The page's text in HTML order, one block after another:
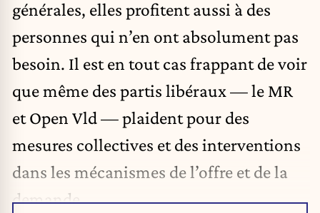
générales, elles profitent aussi à des
personnes qui n’en ont absolument pas
besoin. Il est en tout cas frappant de voir
que même des partis libéraux — le MR
et Open Vld — plaident pour des
mesures collectives et des interventions
dans les mécanismes de l’offre et de la
demande.